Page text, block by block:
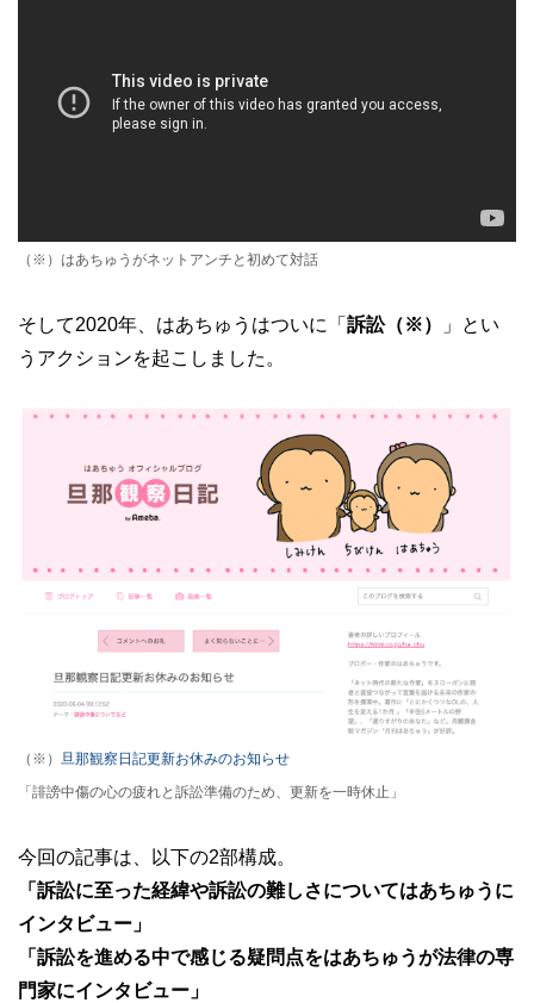
（※）はあちゅうがネットアンチと初めて対話
そして2020年、はあちゅうはついに「 訴訟（※）
」とい
うアクションを起こしました。
（※） 旦那観察日記更新お休みのお知らせ
「誹謗中傷の心の疲れと訴訟準備のため、更新を一時休止」
今回の記事は、以下の2部構成。
「訴訟に至った経緯や訴訟の難しさについてはあちゅうに
インタビュー」
「訴訟を進める中で感じる疑問点をはあちゅうが法律の専
門家にインタビュー」